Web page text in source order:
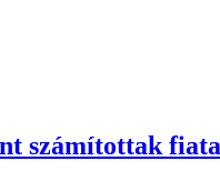
számítottak